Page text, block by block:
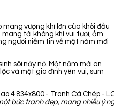
vượng khí lớn của khởi đầu
tới không khí vui tươi, ấm
người niềm tin về một năm mới
sôi nảy nở. Một năm mới an
và một gia đình yên vui, sum
bức tranh đẹp, mang nhiều ý